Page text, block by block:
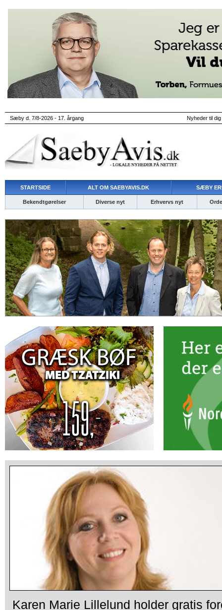
Sæby d. 7/8-2026 - 17. årgang Nyheder til
STARTSIDE ALT OM SAEBYAVIS.DK SÆBY
Bekendtgørelser Diverse nyt Erhvervs nyt
Karen Marie Lillelund holder gratis